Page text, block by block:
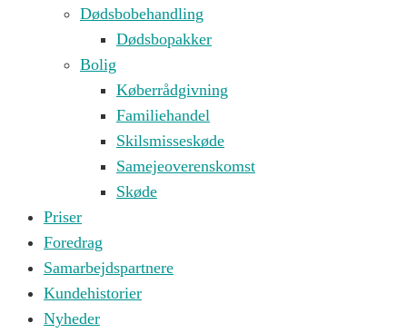
Dødsbobehandling
Dødsbopakker
Bolig
Køberrådgivning
Familiehandel
Skilsmisseskøde
Samejeoverenskomst
Skøde
Priser
Foredrag
Samarbejdspartnere
Kundehistorier
Nyheder